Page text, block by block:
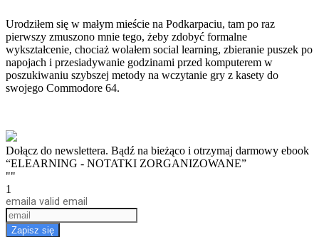
Urodziłem się w małym mieście na Podkarpaciu, tam po raz
pierwszy zmuszono mnie tego, żeby zdobyć formalne
wykształcenie, chociaż wolałem social learning, zbieranie puszek po
napojach i przesiadywanie godzinami przed komputerem w
poszukiwaniu szybszej metody na wczytanie gry z kasety do
swojego Commodore 64.
Dołącz do newslettera. Bądź na bieżąco i otrzymaj darmowy ebook
“ELEARNING - NOTATKI ZORGANIZOWANE”
""
1
email a valid email
Zapisz się